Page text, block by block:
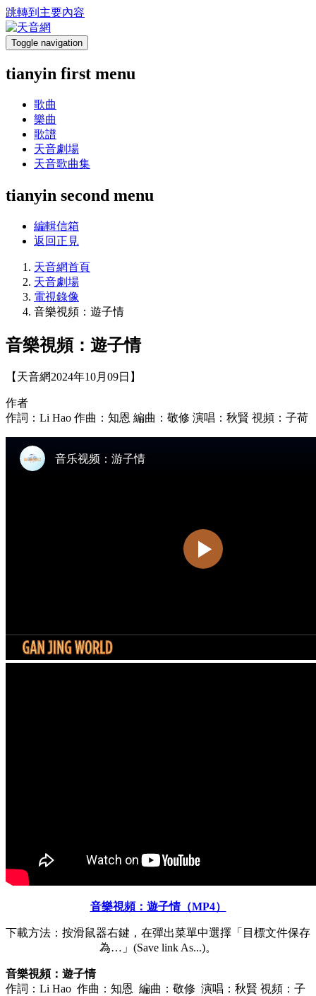
跳轉到主要內容
Toggle navigation
tianyin first menu
歌曲
樂曲
歌譜
天音劇場
天音歌曲集
tianyin second menu
編輯信箱
返回正見
天音網首頁
天音劇場
電視錄像
音樂視頻：遊子情
音樂視頻：遊子情
【天音網2024年10月09日】
作者
作詞：Li Hao 作曲：知恩 編曲：敬修 演唱：秋賢 視頻：子荷
音樂視頻：遊子情（MP4）
下載方法：按滑鼠器右鍵，在彈出菜單中選擇「目標文件保存
為…」(Save link As...)。
音樂視頻：遊子情
作詞：Li Hao 作曲：知恩 編曲：敬修 演唱：秋賢 視頻：子